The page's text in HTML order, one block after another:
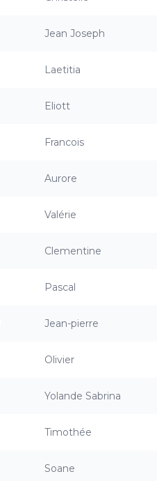
Jean Joseph
Laetitia
Eliott
Francois
Aurore
Valérie
Clementine
Pascal
Jean-pierre
Olivier
Yolande Sabrina
Timothée
Soane